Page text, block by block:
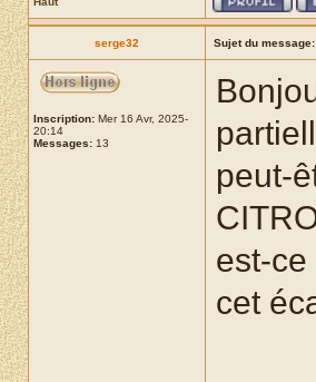
serge32 Sujet du message:
Inscription: Mer 16 Avr, 2025-
20:14
Messages: 13
peut-
est-
cet